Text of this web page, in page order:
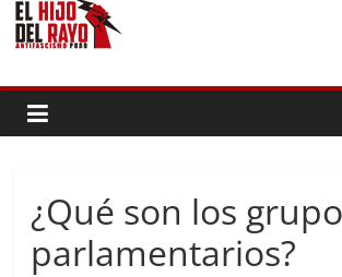
¿Qué son los
parlamentarios?